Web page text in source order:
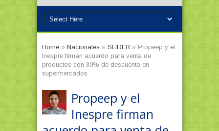
Home» Nacionales » SLIDER » Propeep y el
Inespre firman acuerdo para venta de
productos con 30% de descuento en
supermercados
Propeep y el
Inespre firman